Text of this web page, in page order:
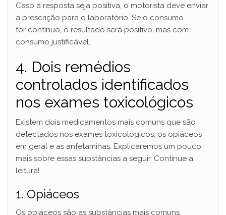
Caso a resposta seja positiva, o motorista deve enviar
a prescrição para o laboratório. Se o consumo
for contínuo, o resultado será positivo, mas com
consumo justificável.
4. Dois remédios
controlados identificados
nos exames toxicológicos
Existem dois medicamentos mais comuns que são
detectados nos exames toxicológicos: os opiáceos
em geral e as anfetaminas. Explicaremos um pouco
mais sobre essas substâncias a seguir. Continue a
leitura!
1. Opiáceos
Os opiáceos são as substâncias mais comuns